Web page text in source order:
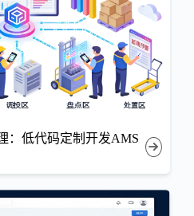
：低代码定制开发AMS